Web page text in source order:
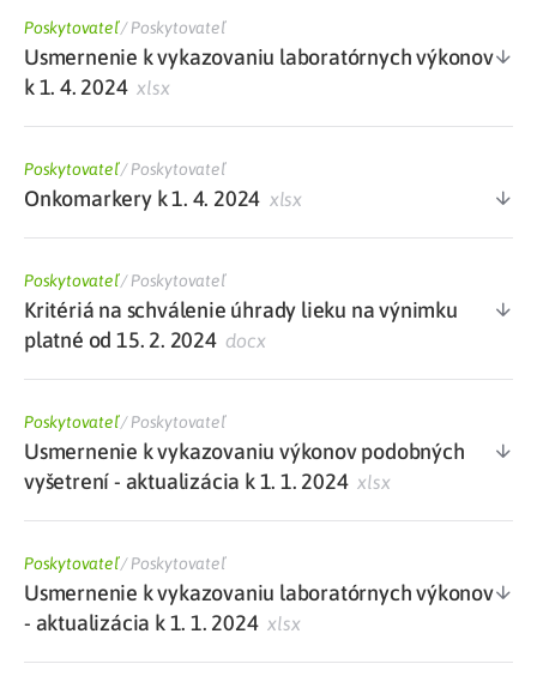
Poskytovateľ/Poskytovateľ
Usmernenie k vykazovaniu laboratórnych výkonov
k 1. 4. 2024xlsx
Poskytovateľ/Poskytovateľ
Onkomarkery k 1. 4. 2024 xlsx
Poskytovateľ/Poskytovateľ
Kritériá na schválenie úhrady lieku na výnimku
platné od 15. 2. 2024docx
Poskytovateľ/Poskytovateľ
Usmernenie k vykazovaniu výkonov podobných
vyšetrení - aktualizácia k 1. 1. 2024xlsx
Poskytovateľ/Poskytovateľ
Usmernenie k vykazovaniu laboratórnych výkonov
- aktualizácia k 1. 1. 2024xlsx